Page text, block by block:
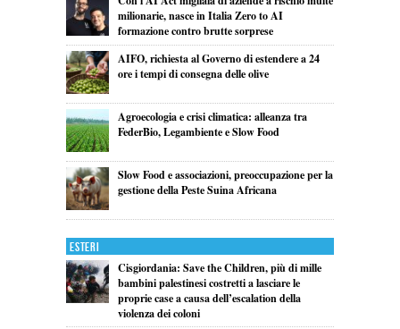
milionarie, nasce in Italia Zero to AI
formazione contro brutte sorprese
AIFO, richiesta al Governo di estendere a 24
ore i tempi di consegna delle olive
Agroecologia e crisi climatica: alleanza tra
FederBio, Legambiente e Slow Food
Slow Food e associazioni, preoccupazione per la
gestione della Peste Suina Africana
Esteri
Cisgiordania: Save the Children, più di mille
bambini palestinesi costretti a lasciare le
proprie case a causa dell’escalation della
violenza dei coloni